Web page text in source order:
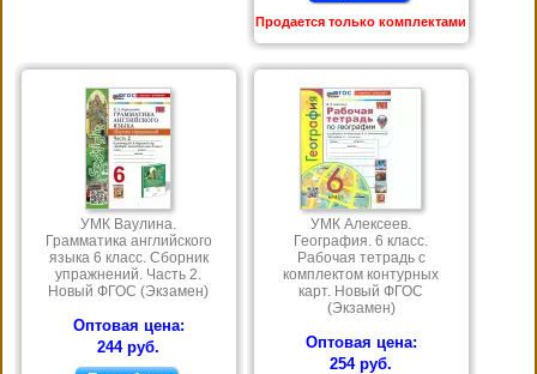
Продается только комплектами
УМК Ваулина.
Грамматика английского
языка 6 класс. Сборник
упражнений. Часть 2.
Новый ФГОС (Экзамен)
Оптовая цена:
244 руб.
УМК Алексеев.
География. 6 класс.
Рабочая тетрадь с
комплектом контурных
карт. Новый ФГОС
(Экзамен)
Оптовая цена:
254 руб.